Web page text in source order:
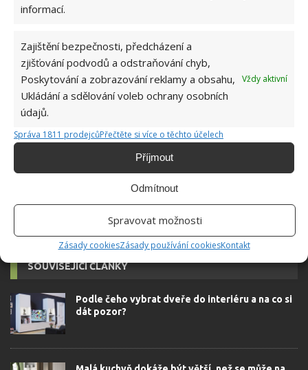
informací.
Zajištění bezpečnosti, předcházení a
zjišťování podvodů a odstraňování chyb,
Poskytování a zobrazování reklamy a obsahu,
Ukládání a sdělování voleb ochrany osobních
údajů.
Vždy aktivní
Správa 1811 prodejcůPřečtěte si více o těchto účelech
Příjmout
Odmítnout
Spravovat možnosti
Zásady cookiesZásady používání cookiesKontakt
DESIGN INTERIÉR
SOUVISEJÍCÍ ČLÁNKY
Podle čeho vybrat dveře do interiéru a na co si
dát pozor?